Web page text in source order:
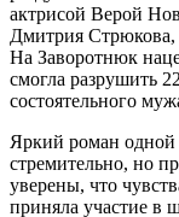
актрисой Верой
Дмитрия Стрюкова,
На Заворотнюк
смогла разрушить
состоятельного
Яркий роман одной
стремительно, но
уверены, что
приняла участие в